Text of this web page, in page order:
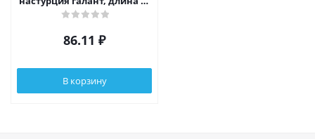
см
86.11 ₽
В корзину